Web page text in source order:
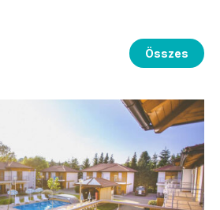
Összes